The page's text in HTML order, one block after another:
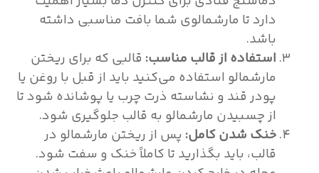
دارد تا مارشمالوی شما بافت مناسبی داشته
باشد.
استفاده از قالب مناسب: قالبی که برای ریختن
مارشمالو استفاده می‌کنید باید از قبل با روغن یا
پودر قند و نشاسته ذرت چرب یا پوشانده شود تا
از چسبیدن مارشمالو به قالب جلوگیری شود.
خنک شدن کامل: پس از ریختن مارشمالو در
قالب، باید بگذارید تا کاملاً خنک و سفت شود.